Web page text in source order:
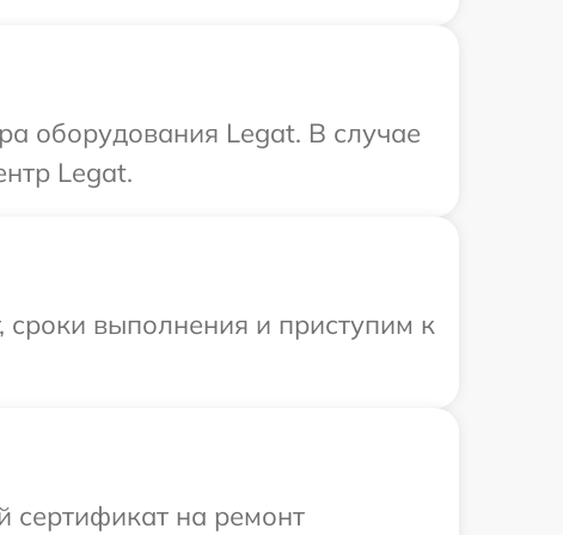
оборудования Legat. В случае
Legat.
выполнения и приступим к
сертификат на ремонт